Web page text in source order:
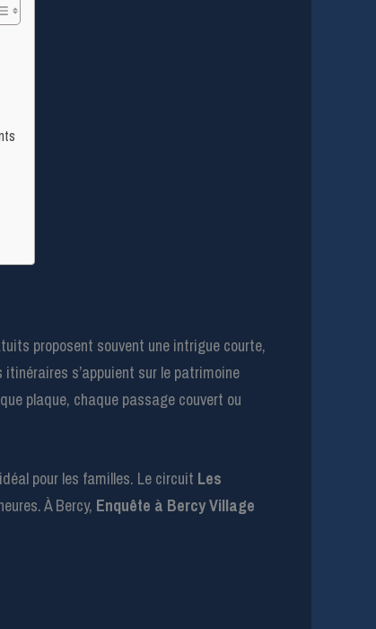
proposent souvent une intrigue courte,
s’appuient sur le patrimoine
plaque, chaque passage couvert ou
pour les familles. Le circuit Les
À Bercy, Enquête à Bercy Village